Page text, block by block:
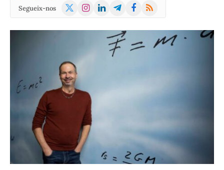
Segueix-nos
X
Instagram
LinkedInTelegramFacebook
RSS